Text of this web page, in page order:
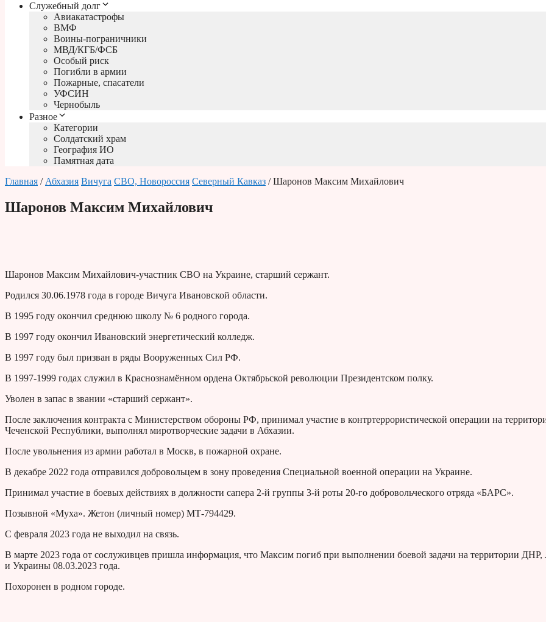
Служебный долг
Авиакатастрофы
ВМФ
Воины-пограничники
МВД/КГБ/ФСБ
Особый риск
Погибли в армии
Пожарные, спасатели
УФСИН
Чернобыль
Разное
Категории
Солдатский храм
География ИО
Памятная дата
Главная / Абхазия Вичуга СВО, Новороссия Северный Кавказ / Шаронов Максим Михайлович
Шаронов Максим Михайлович
Шаронов Максим Михайлович-участник СВО на Украине, старший сержант.
Родился 30.06.1978 года в городе Вичуга Ивановской области.
В 1995 году окончил среднюю школу № 6 родного города.
В 1997 году окончил Ивановский энергетический колледж.
В 1997 году был призван в ряды Вооруженных Сил РФ.
В 1997-1999 годах служил в Краснознамённом ордена Октябрьской революции Президентском полку.
Уволен в запас в звании «старший сержант».
После заключения контракта с Министерством обороны РФ, принимал участие в контртеррористической операции на
Чеченской Республики, выполнял миротворческие задачи в Абхазии.
После увольнения из армии работал в Москв, в пожарной охране.
В декабре 2022 года отправился добровольцем в зону проведения Специальной военной операции на Украине.
Принимал участие в боевых действиях в должности сапера 2-й группы 3-й роты 20-го добровольческого отряда «БАРС».
Позывной «Муха». Жетон (личный номер) МТ-794429.
С февраля 2023 года не выходил на связь.
В марте 2023 года от сослуживцев пришла информация, что Максим погиб при выполнении боевой задачи на территории
и Украины 08.03.2023 года.
Похоронен в родном городе.